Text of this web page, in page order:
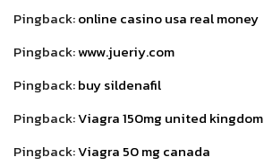
Pingback:online casino usa real money
Pingback:www.jueriy.com
Pingback:buy sildenafil
Pingback:Viagra 150mg united kingdom
Pingback:Viagra 50 mg canada